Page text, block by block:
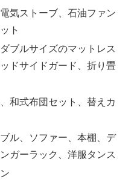
気ストーブ、石油ファン
ト
ブルサイズのマットレス
ドサイドガード、折り畳
和式布団セット、替えカ
ル、ソファー、本棚、デ
ガーラック、洋服タンス